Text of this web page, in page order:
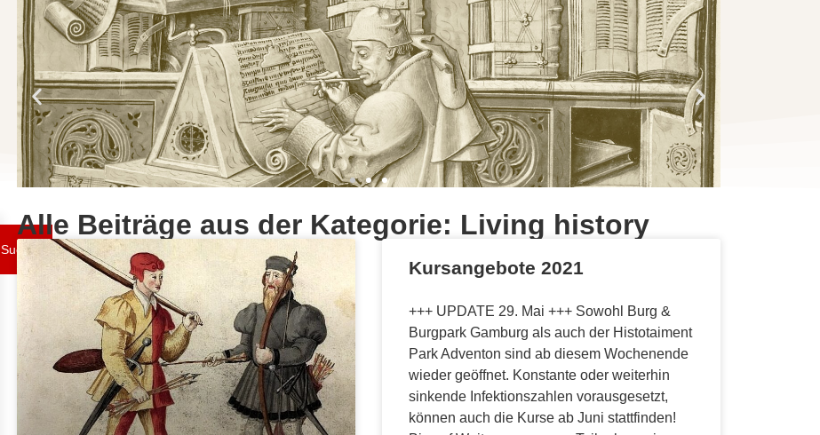
Suchen
Alle Beiträge aus der Kategorie: Living history
Kursangebote 2021
+++ UPDATE 29. Mai +++ Sowohl Burg &
Burgpark Gamburg als auch der Histotaiment
Park Adventon sind ab diesem Wochenende
wieder geöffnet. Konstante oder weiterhin
sinkende Infektionszahlen vorausgesetzt,
können auch die Kurse ab Juni stattfinden!